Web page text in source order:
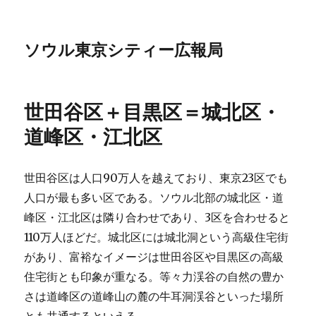
ソウル東京シティー広報局
世田谷区＋目黒区＝城北区・
道峰区・江北区
世田谷区は人口90万人を越えており、東京23区でも
人口が最も多い区である。ソウル北部の城北区・道
峰区・江北区は隣り合わせであり、3区を合わせると
110万人ほどだ。城北区には城北洞という高級住宅街
があり、富裕なイメージは世田谷区や目黒区の高級
住宅街とも印象が重なる。等々力渓谷の自然の豊か
さは道峰区の道峰山の麓の牛耳洞渓谷といった場所